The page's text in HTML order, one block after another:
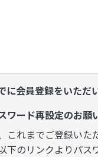
会員登録をいただ
ワード再設定のお願
これまでご登録いた
下のリンクよりパス